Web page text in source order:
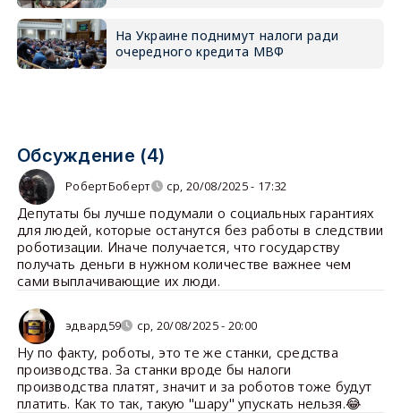
На Украине поднимут налоги ради
очередного кредита МВФ
Обсуждение (4)
РобертБоберт ср, 20/08/2025 - 17:32
Депутаты бы лучше подумали о социальных гарантиях
для людей, которые останутся без работы в следствии
роботизации. Иначе получается, что государству
получать деньги в нужном количестве важнее чем
сами выплачивающие их люди.
эдвард59 ср, 20/08/2025 - 20:00
Ну по факту, роботы, это те же станки, средства
производства. За станки вроде бы налоги
производства платят, значит и за роботов тоже будут
платить. Как то так, такую "шару" упускать нельзя.😂